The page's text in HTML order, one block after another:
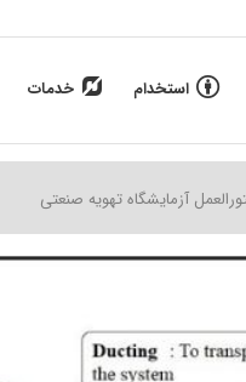
استخدام خدمات
آزمایشگاه تهویه صنعتی